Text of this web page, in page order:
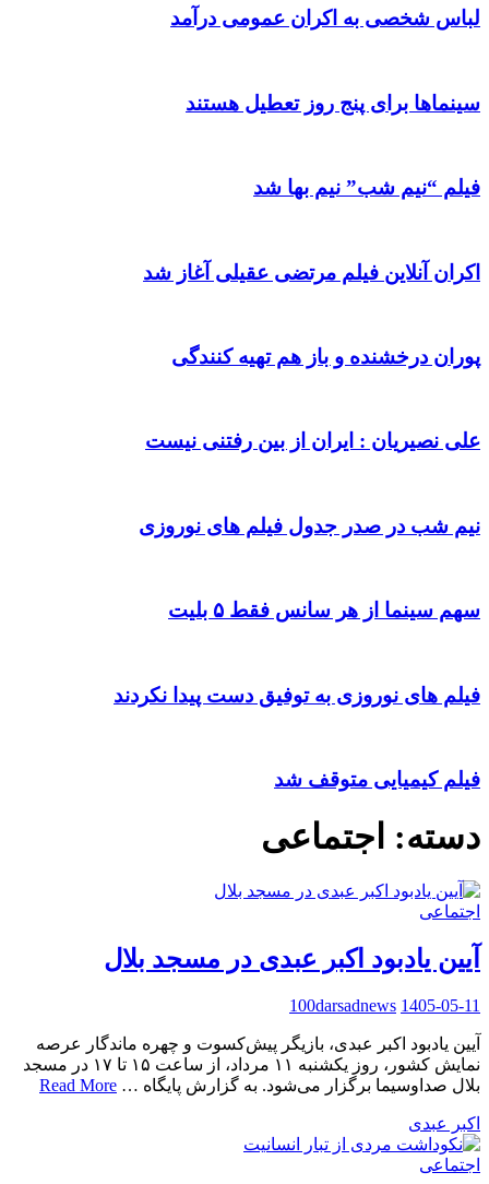
لباس شخصی به اکران عمومی درآمد
سینماها برای پنج‌ روز تعطیل هستند
فیلم “نیم شب” نیم بها شد
اکران آنلاین فیلم مرتضی عقیلی آغاز شد
پوران درخشنده و باز هم تهیه کنندگی
علی نصیریان : ایران از بین رفتنی نیست
نیم شب در صدر جدول فیلم های نوروزی
سهم سینما از هر سانس فقط ۵ بلیت
فیلم های نوروزی به توفیق دست پیدا نکردند
فیلم کیمیایی متوقف شد
دسته: اجتماعی
اجتماعی
آیین یادبود اکبر عبدی در مسجد بلال
100darsadnews 1405-05-11
آیین یادبود اکبر عبدی، بازیگر پیش‌کسوت و چهره ماندگار عرصه
نمایش کشور، روز یکشنبه ۱۱ مرداد، از ساعت ۱۵ تا ۱۷ در مسجد
بلال صداوسیما برگزار می‌شود. به گزارش پایگاه … Read More
اکبر عبدی
اجتماعی